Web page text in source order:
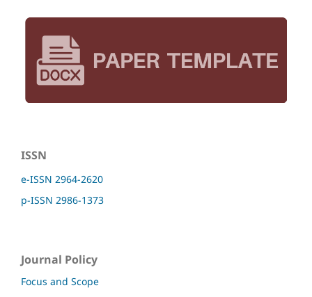
ISSN
e-ISSN 2964-2620
p-ISSN 2986-1373
Journal Policy
Focus and Scope